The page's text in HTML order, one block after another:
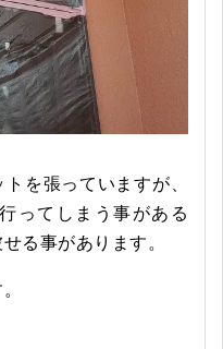
を張っていますが、
ってしまう事がある
る事があります。